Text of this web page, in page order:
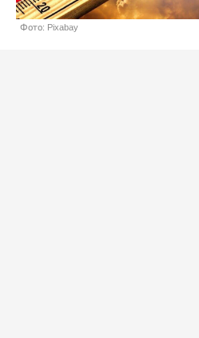
Фото: Pixabay